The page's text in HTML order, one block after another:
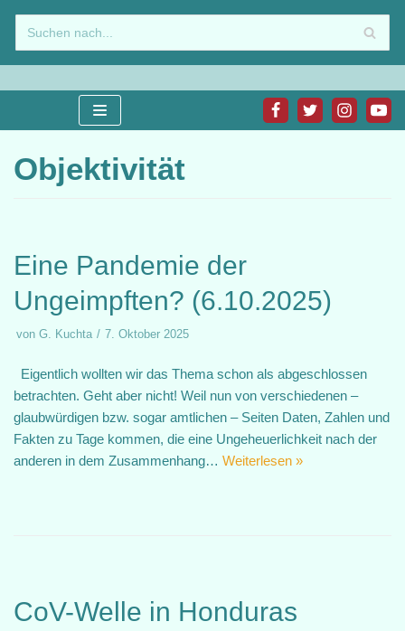
Zum
Inhalt
springen
Objektivität
Eine Pandemie der
Ungeimpften? (6.10.2025)
von G. Kuchta 7. Oktober 2025
Eigentlich wollten wir das Thema schon als abgeschlossen
betrachten. Geht aber nicht! Weil nun von verschiedenen –
glaubwürdigen bzw. sogar amtlichen – Seiten Daten, Zahlen und
Fakten zu Tage kommen, die eine Ungeheuerlichkeit nach der
anderen in dem Zusammenhang… Weiterlesen »
CoV-Welle in Honduras